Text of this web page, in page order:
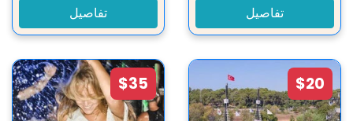
تفاصيل تفاصيل
$20
$35